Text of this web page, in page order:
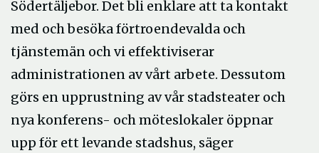
Södertäljebor. Det bli enklare att ta kontakt
med och besöka förtroendevalda och
tjänstemän och vi effektiviserar
administrationen av vårt arbete. Dessutom
görs en upprustning av vår stadsteater och
nya konferens- och möteslokaler öppnar
upp för ett levande stadshus, säger